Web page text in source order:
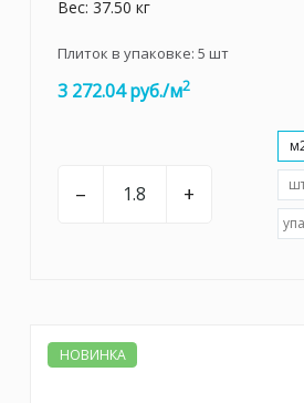
Вес: 37.50 кг
Плиток в упаковке: 5 шт
3 272.04 руб./м2
– +
НОВИНКА